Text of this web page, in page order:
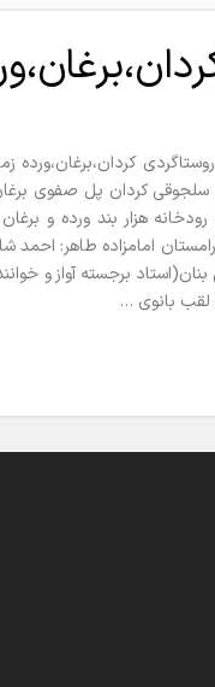
سلجوقی کردان پل صفوی
هزار بند ورده و
امامزاده طاهر: احمد
برجسته آواز و
لقب بانوی …